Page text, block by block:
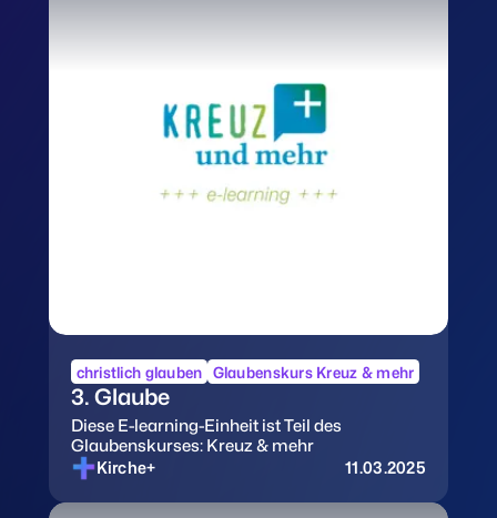
christlich glauben Glaubenskurs Kreuz & mehr
3. Glaube
Diese E-learning-Einheit ist Teil des
Glaubenskurses: Kreuz & mehr
Kirche+
11.03.2025